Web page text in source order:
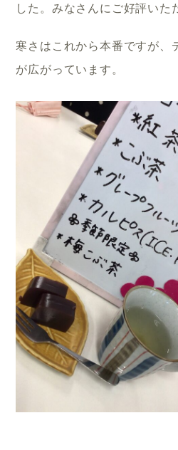
した。みなさんにご好評いた
寒さはこれから本番ですが、
が広がっています。